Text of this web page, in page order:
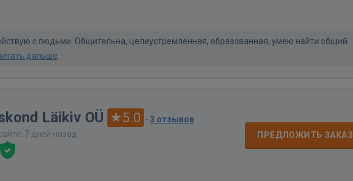
с людьми. Общительна, целеустремленная, образованная, умею найти общий
дальше
Läikiv OÜ 5.0 · 3 отзывов
7 дней назад
ПРЕДЛОЖИТЬ ЗАКАЗ